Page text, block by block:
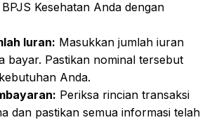
Kesehatan Anda dengan
Iuran: Masukkan jumlah iuran
bayar. Pastikan nominal tersebut
Anda.
Periksa rincian transaksi
dan pastikan semua informasi telah